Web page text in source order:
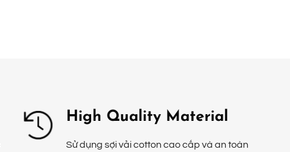
High Quality Material
Sử dụng sợi vải cotton cao cấp và an toàn